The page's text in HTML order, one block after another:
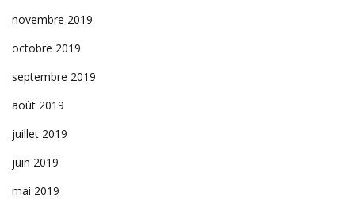
novembre 2019
octobre 2019
septembre 2019
août 2019
juillet 2019
juin 2019
mai 2019